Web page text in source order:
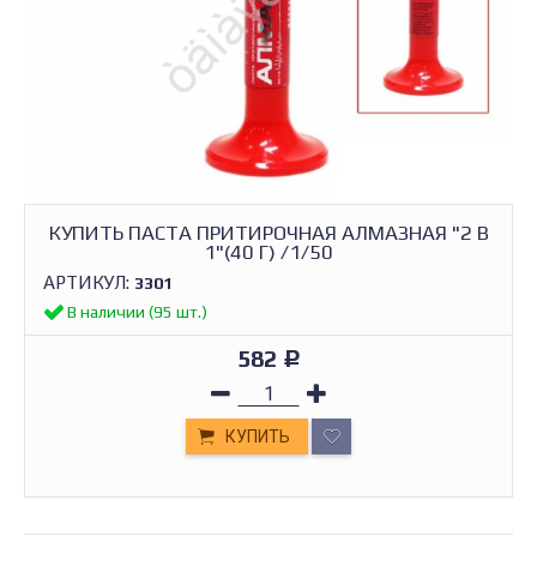
КУПИТЬ ПАСТА ПРИТИРОЧНАЯ АЛМАЗНАЯ "2 В
1"(40 Г) /1/50
АРТИКУЛ: 3301
В наличии (95 шт.)
582 Р
КУПИТЬ